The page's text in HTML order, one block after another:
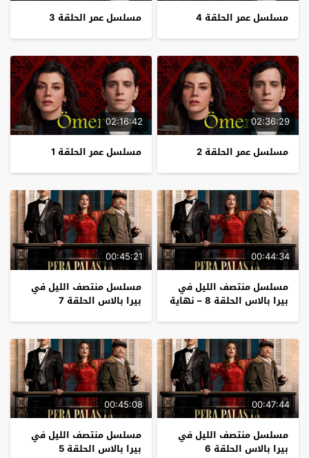
مسلسل عمر الحلقة 4
مسلسل عمر الحلقة 3
02:36:29
مسلسل عمر الحلقة 2
02:16:42
مسلسل عمر الحلقة 1
00:44:34
مسلسل منتصف الليل في
بيرا بالاس الحلقة 8 – نهاية
00:45:21
مسلسل منتصف الليل في
بيرا بالاس الحلقة 7
00:47:44
مسلسل منتصف الليل في
بيرا بالاس الحلقة 6
00:45:08
مسلسل منتصف الليل في
بيرا بالاس الحلقة 5